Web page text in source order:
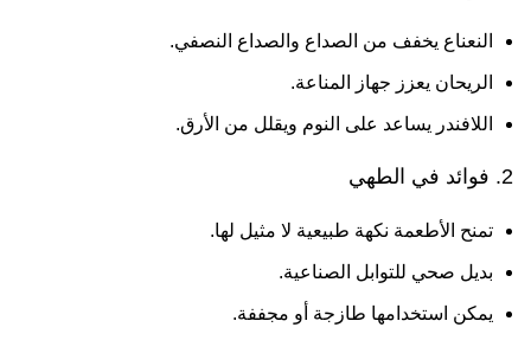
النعناع يخفف من الصداع والصداع النصفي.
الريحان يعزز جهاز المناعة.
اللافندر يساعد على النوم ويقلل من الأرق.
2. فوائد في الطهي
تمنح الأطعمة نكهة طبيعية لا مثيل لها.
بديل صحي للتوابل الصناعية.
يمكن استخدامها طازجة أو مجففة.